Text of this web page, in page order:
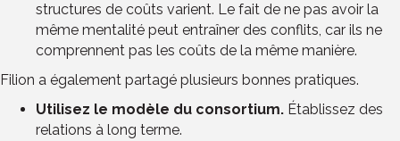
structures de coûts varient. Le fait de ne pas avoir la
même mentalité peut entraîner des conflits, car ils ne
comprennent pas les coûts de la même manière.
Filion a également partagé plusieurs bonnes pratiques.
Utilisez le modèle du consortium. Établissez des
relations à long terme.